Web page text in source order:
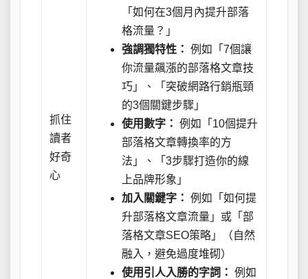
抓住
讀者
好奇
心
「如何在3個月內提升部落
格流量？」
強調獨特性： 例如「7個讓
你流量飆漲的部落格文章技
巧」、「突破網路行銷瓶頸
的3個關鍵步驟」
使用數字： 例如「10個提升
部落格文章轉換率的方
法」、「3步驟打造你的線
上品牌形象」
加入關鍵字： 例如「如何提
升部落格文章流量」或「部
落格文章SEO策略」（自然
融入，避免過度堆砌）
使用引人入勝的字詞： 例如